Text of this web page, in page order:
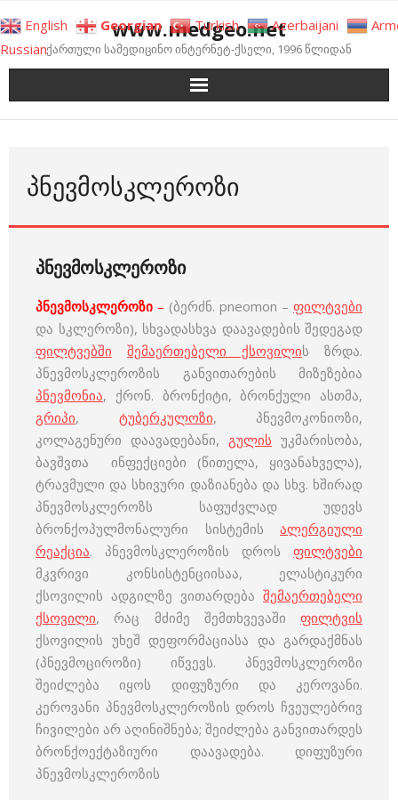
to
content
www.medgeo.net
ქართული სამედიცინო ინტერნეტ-ქსელი, 1996 წლიდან
ᲞᲜᲔᲕᲛᲝᲡᲙᲚᲔᲠᲝᲖᲘ
პნევმოსკლეროზი
პნევმოსკლეროზი – (ბერძნ. pneomon – ფილტვები
და სკლეროზი), სხვადასხვა დაავადების შედეგად
ფილტვებში
შემაერთებელი ქსოვილის ზრდა.
პნევმოსკლეროზის განვითარების მიზეზებია
პნევმონია, ქრონ. ბრონქიტი, ბრონქული ასთმა,
გრიპი, ტუბერკულოზი, პნევმოკონიოზი,
კოლაგენური დაავადებანი, გულის უკმარისობა,
ბავშვთა ინფექციები (წითელა, ყივანახველა),
ტრავმული და სხივური დაზიანება და სხვ. ხშირად
პნევმოსკლეროზს საფუძვლად უდევს
ბრონქოპულმონალური სისტემის ალერგიული
რეაქცია. პნევმოსკლეროზის დროს ფილტვები
მკვრივი კონსისტენციისაა, ელასტიკური
ქსოვილის ადგილზე ვითარდება შემაერთებელი
ქსოვილი, რაც მძიმე შემთხვევაში ფილტვის
ქსოვილის უხეშ დეფორმაციასა და გარდაქმნას
(პნევმოციროზი) იწვევს. პნევმოსკლეროზი
შეიძლება იყოს დიფუზური და კეროვანი.
კეროვანი პნევმოსკლეროზის დროს ჩვეულებრივ
ჩივილები არ აღინიშნება; შეიძლება განვითარდეს
ბრონქოექტაზიური დაავადება. დიფუზური
პნევმოსკლეროზის
English Georgian Turkish Azerbaijani
Russian